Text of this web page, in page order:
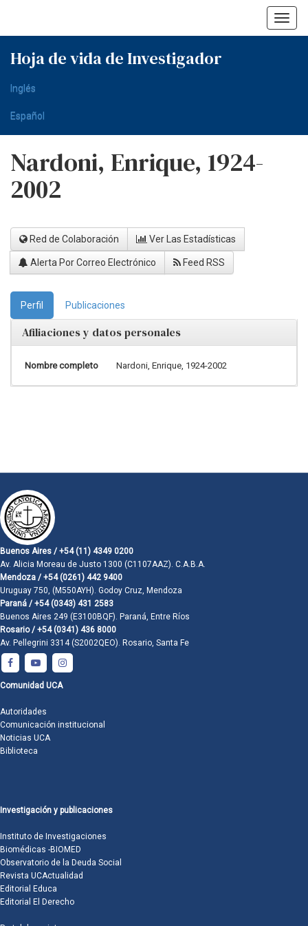
Hoja de vida de Investigador
Inglés
Español
Nardoni, Enrique, 1924-
2002
Red de Colaboración Ver Las Estadísticas
Alerta Por Correo Electrónico Feed RSS
Perfil Publicaciones
Afiliaciones y datos personales
Nombre completo Nardoni, Enrique, 1924-2002
Buenos Aires / +54 (11) 4349 0200
Av. Alicia Moreau de Justo 1300 (C1107AAZ). C.A.B.A.
Mendoza / +54 (0261) 442 9400
Uruguay 750, (M550AYH). Godoy Cruz, Mendoza
Paraná / +54 (0343) 431 2583
Buenos Aires 249 (E3100BQF). Paraná, Entre Ríos
Rosario / +54 (0341) 436 8000
Av. Pellegrini 3314 (S2002QEO). Rosario, Santa Fe
Comunidad UCA
Autoridades
Comunicación institucional
Noticias UCA
Biblioteca
Investigación y publicaciones
Instituto de Investigaciones
Biomédicas -BIOMED
Observatorio de la Deuda Social
Revista UCActualidad
Editorial Educa
Editorial El Derecho